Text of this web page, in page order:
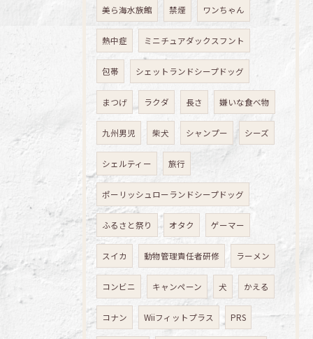
美ら海水族館 禁煙 ワンちゃん
熱中症 ミニチュアダックスフント
包帯 シェットランドシープドッグ
まつげ ラクダ 長さ 嫌いな食べ物
九州男児 柴犬 シャンプー シーズ
シェルティー 旅行
ポーリッシュローランドシープドッグ
ふるさと祭り オタク ゲーマー
スイカ 動物管理責任者研修 ラーメン
コンビニ キャンペーン 犬 かえる
コナン Wiiフィットプラス PRS